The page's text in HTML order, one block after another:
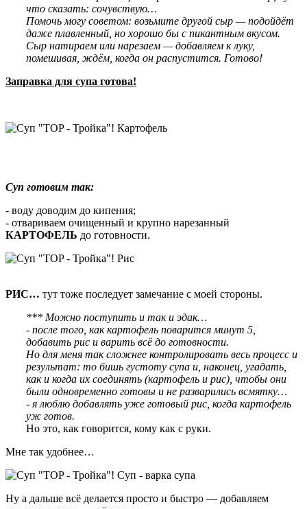
что сказать: сочувствую…
Помочь могу советом: возьмите другой сыр — подойдёт
даже плавленный, но хорошо бы с пикантным вкусом.
Сыр натираем или нарезаем — добавляем к луку,
помешивая, ждём, когда он распустится. Готово!
Заправка для супа готова!
Суп готовим так:
- воду доводим до кипения;
- отвариваем очищенный и крупно нарезанный
КАРТОФЕЛЬ до готовности.
РИС… тут тоже последует замечание с моей стороны.
*** Можно поступить и так и эдак…
- после того, как картофель поварится минут 5,
добавить рис и варить всё до готовности.
Но для меня так сложнее контролировать весь процесс и
результат: то бишь густоту супа и, наконец, угадать,
как и когда их соединять (картофель и рис), чтобы они
были одновременно готовы и не разварились всмятку…
- я люблю добавлять уже готовый рис, когда картофель
уж готов.
Но это, как говорится, кому как с руки.
Мне так удобнее…
Ну а дальше всё делается просто и быстро — добавляем